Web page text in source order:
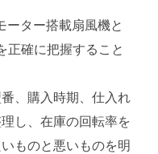
ーター搭載扇風機と
正確に把握すること
、購入時期、仕入れ
し、在庫の回転率を
ものと悪いものを明